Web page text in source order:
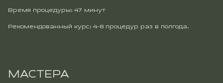
Время процедуры: 47 минут
Рекомендованный курс: 4-8 процедур раз в полгода.
МАСТЕРА